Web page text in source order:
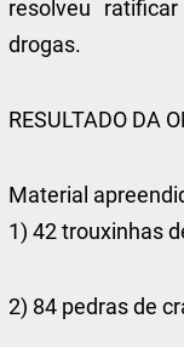
resolveu
drogas.
RESULTADO DA
Material
1) 42 trouxinhas
2) 84 pedras de